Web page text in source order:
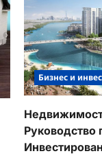
Бизнес и
Руководство